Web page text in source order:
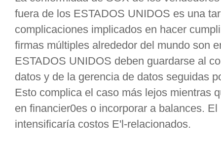
fuera de los ESTADOS UNIDOS es una
complicaciones implicados en hacer
firmas múltiples alrededor del mundo son
ESTADOS UNIDOS deben guardarse al
datos y de la gerencia de datos seguidas
Esto complica el caso más lejos mientras
en financier0es o incorporar a balances.
intensificaría costos E'l-relacionados.